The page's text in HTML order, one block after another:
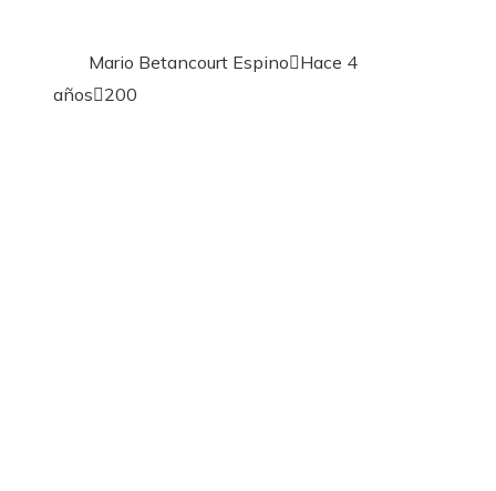
Mario Betancourt Espino Hace 4
años 200